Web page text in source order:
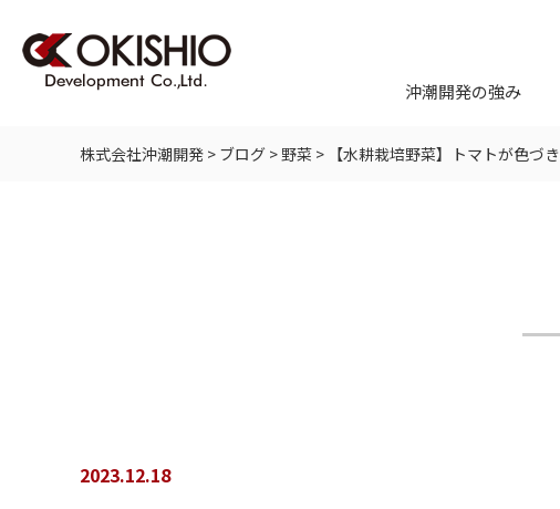
沖潮開発の強み
株式会社沖潮開発 > ブログ >野菜 > 【水耕栽培野菜】トマトが色づ
2023.12.18